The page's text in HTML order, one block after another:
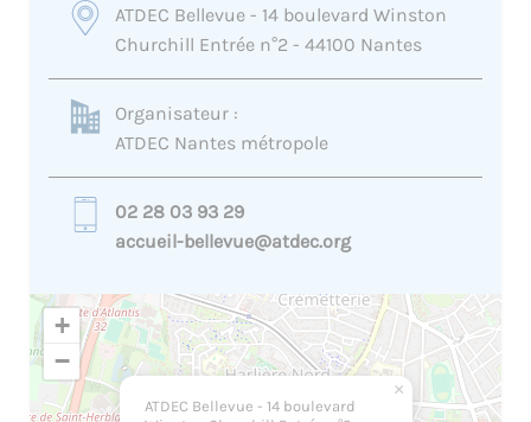
ATDEC Bellevue - 14 boulevard Winston
Churchill Entrée n°2 - 44100 Nantes
Organisateur :
ATDEC Nantes métropole
02 28 03 93 29
accueil-bellevue@atdec.org
ATDEC Bellevue - 14 boulevard
×
+
−